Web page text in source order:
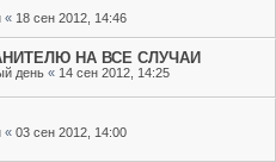
« 18 сен 2012, 14:46
НА ВСЕ СЛУЧАИ
день « 14 сен 2012, 14:25
« 03 сен 2012, 14:00